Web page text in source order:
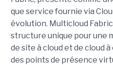
que service fournie via
évolution. Multicloud
structure unique pour une
de site à cloud et de cloud
des points de présence